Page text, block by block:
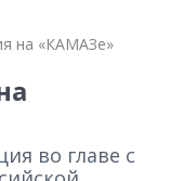
на «КАМАЗе»
во главе с